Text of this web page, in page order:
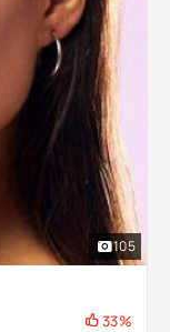
33%
105